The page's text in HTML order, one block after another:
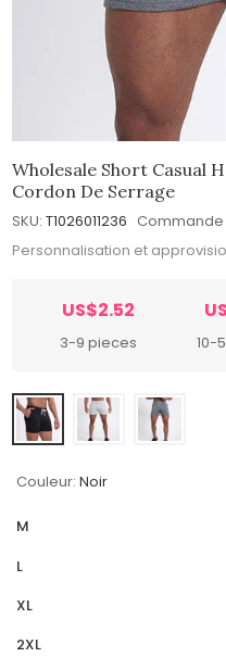
Wholesale Short Casual
Cordon De Serrage
SKU: T1026011236
Personnalisation et
US$2.52
3-9 pieces 10-
Couleur: Noir
M
L
XL
2XL